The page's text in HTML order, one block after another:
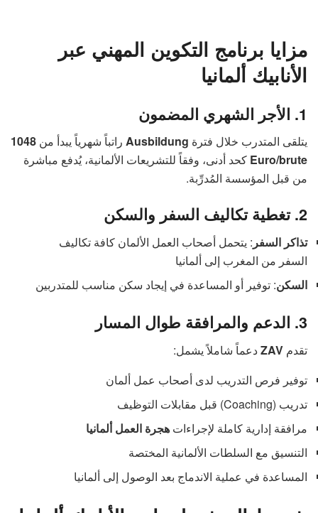
مزايا برنامج التكوين المهني عبر
الأنابيك ألمانيا
1. الأجر الشهري المضمون
يتلقى المتدرب خلال فترة Ausbildung راتباً شهرياً يبدأ من 1048
Euro/brute كحد أدنى، وفقاً للتشريعات الألمانية، يُدفع مباشرة
من قبل المؤسسة المُدرِّبة.
2. تغطية تكاليف السفر والسكن
تذاكر السفر : يتحمل أصحاب العمل الألمان كافة تكاليف
السفر من المغرب إلى ألمانيا
السكن: توفير أو المساعدة في إيجاد سكن مناسب للمتدربين
3. الدعم والمرافقة طوال المسار
تقدم ZAVدعماً شاملاً يشمل:
توفير فرص التدريب لدى أصحاب عمل ألمان
تدريب (Coaching) قبل مقابلات التوظيف
مرافقة إدارية كاملة لإجراءات هجرة العمل ألمانيا
التنسيق مع السلطات الألمانية المختصة
المساعدة في عملية الاندماج بعد الوصول إلى ألمانيا